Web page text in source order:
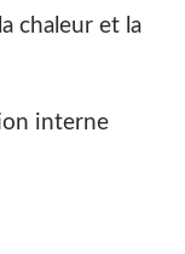
chaleur et la
interne